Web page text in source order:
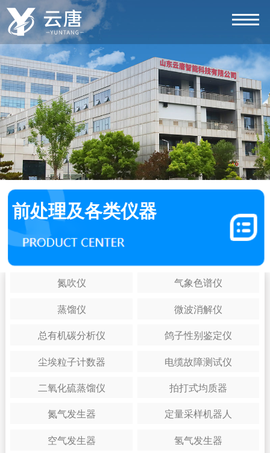
前处理及各类仪器
氮吹仪
气象色谱仪
蒸馏仪
微波消解仪
总有机碳分析仪
鸽子性别鉴定仪
尘埃粒子计数器
电缆故障测试仪
二氧化硫蒸馏仪
拍打式均质器
氮气发生器
定量采样机器人
空气发生器
氢气发生器